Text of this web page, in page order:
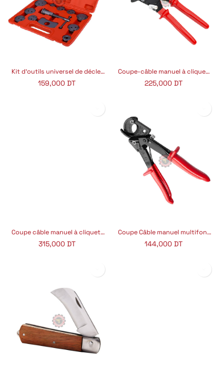
Kit d'outils universel de déclenchement de frein
159,000 DT
Coupe-câble manuel à cliquet LK240
225,000DT
Coupe câble manuel à cliquet LK380
315,000DT
Coupe Câble manuel multifonctionnel
144,000DT